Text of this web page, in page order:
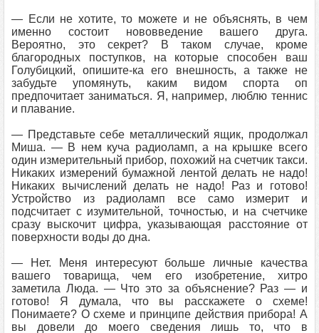
— Если не хотите, то можете и не объяснять, в чем
именно состоит нововведение вашего друга.
Вероятно, это секрет? В таком случае, кроме
благородных поступков, на которые способен ваш
Голубицкий, опишите-ка его внешность, а также не
забудьте упомянуть, каким видом спорта оп
предпочитает заниматься. Я, например, люблю теннис
и плавание.
— Представьте себе металлический ящик, продолжал
Миша. — В нем куча радиоламп, а на крышке всего
один измерительный прибор, похожий на счетчик такси.
Никаких измерений бумажной лентой делать не надо!
Никаких вычислений делать не надо! Раз и готово!
Устройство из радиоламп все само измерит и
подсчитает с изумительной, точностью, и на счетчике
сразу выскочит цифра, указывающая расстояние от
поверхности воды до дна.
— Нет. Меня интересуют больше личные качества
вашего товарища, чем его изобретение, хитро
заметила Люда. — Что это за объяснение? Раз — и
готово! Я думала, что вы расскажете о схеме!
Понимаете? О схеме и принципе действия прибора! А
вы довели до моего сведения лишь то, что в